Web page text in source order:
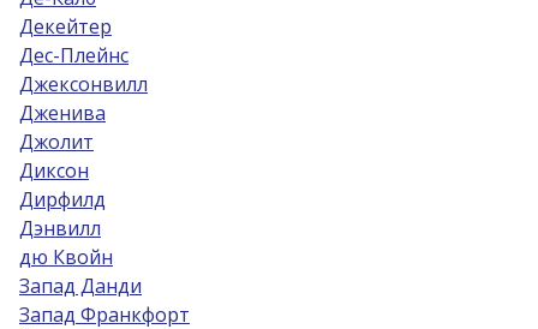
Декейтер
Дес-Плейнс
Джексонвилл
Дженива
Джолит
Диксон
Дирфилд
Дэнвилл
дю Квойн
Запад Данди
Запад Франкфорт